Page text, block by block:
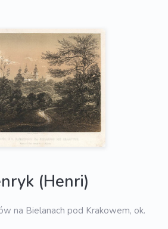
(Henri)
na Bielanach pod Krakowem, ok.